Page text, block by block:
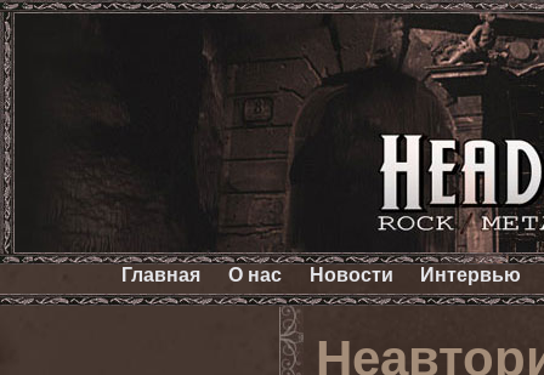
Главная О нас Новости Интервью